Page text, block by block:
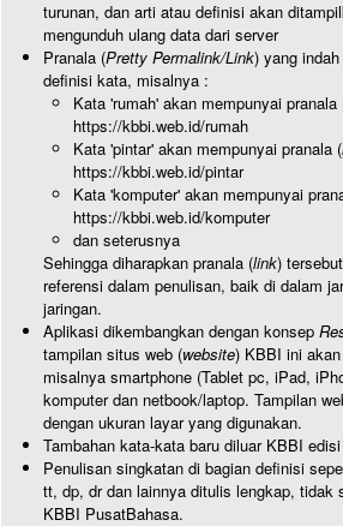
turunan, dan arti atau definisi akan
mengunduh ulang data dari server
Pranala (Pretty Permalink/Link) yang
definisi kata, misalnya :
Kata 'rumah' akan mempunyai pranala
https://kbbi.web.id/rumah
Kata 'pintar' akan mempunyai pranala (
https://kbbi.web.id/pintar
Kata 'komputer' akan mempunyai
https://kbbi.web.id/komputer
dan seterusnya
Sehingga diharapkan pranala (link)
referensi dalam penulisan, baik di dalam
jaringan.
Aplikasi dikembangkan dengan konsep
tampilan situs web (website) KBBI ini
misalnya smartphone (Tablet pc, iPad,
komputer dan netbook/laptop. Tampilan
dengan ukuran layar yang digunakan.
Tambahan kata-kata baru diluar KBBI
Penulisan singkatan di bagian definisi
tt, dp, dr dan lainnya ditulis lengkap, tidak
KBBI PusatBahasa.